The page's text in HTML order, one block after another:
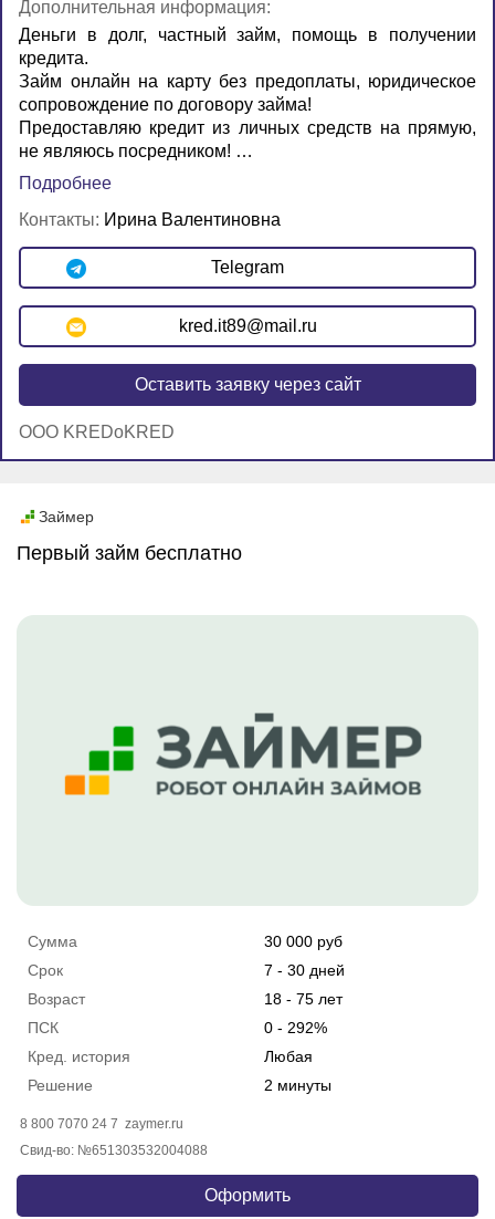
Дополнительная информация:
Деньги в долг, частный займ, помощь в получении
кредита.
Займ онлайн на карту без предоплаты, юридическое
сопровождение по договору займа!
Предоставляю кредит из личных средств на прямую,
не являюсь посредником! …
Подробнее
Контакты: Ирина Валентиновна
Telegram
kred.it89@mail.ru
Оставить заявку через сайт
OOO KREDoKRED
Займер
Первый займ бесплатно
Сумма
30 000 руб
Срок
7 - 30 дней
Возраст
18 - 75 лет
ПСК
0 - 292%
Кред. история
Любая
Решение
2 минуты
8 800 7070 24 7 zaymer.ru
Свид-во: №651303532004088
Оформить